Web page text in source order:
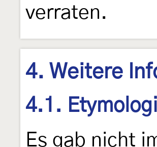
verraten.
4. Weitere
4.1.
Es gab nicht